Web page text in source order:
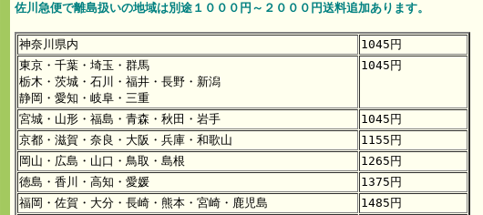
佐川急便で離島扱いの地域は別途１０００円～２０００円送料追加あります。
神奈川県内
1045円
東京・千葉・埼玉・群馬
栃木・茨城・石川・福井・長野・新潟
静岡・愛知・岐阜・三重
1045円
宮城・山形・福島・青森・秋田・岩手
1045円
京都・滋賀・奈良・大阪・兵庫・和歌山
1155円
岡山・広島・山口・鳥取・島根
1265円
徳島・香川・高知・愛媛
1375円
福岡・佐賀・大分・長崎・熊本・宮崎・鹿児島
1485円